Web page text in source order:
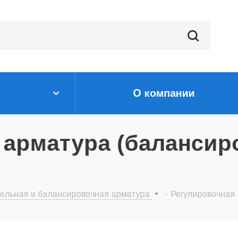
О компании
арматура
и балансировочная арматура -